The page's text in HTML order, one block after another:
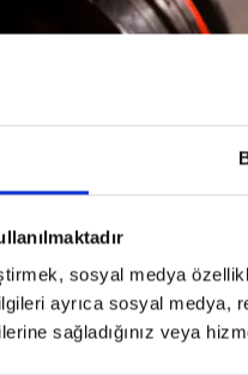
sosyal medya
ayrıca sosyal medya,
sağladığınız veya